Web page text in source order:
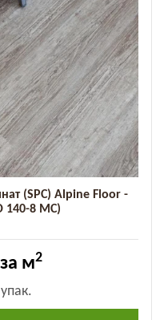
(SPC) Alpine Floor -
140-8 MC)
за м2